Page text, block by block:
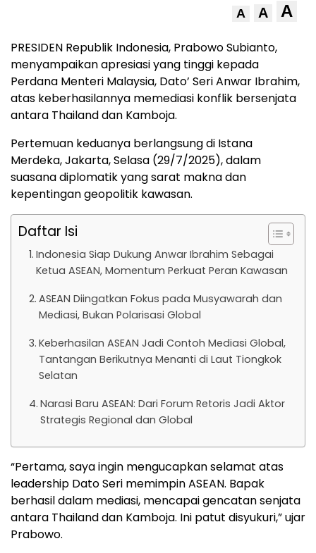
A A A
PRESIDEN Republik Indonesia, Prabowo Subianto,
menyampaikan apresiasi yang tinggi kepada
Perdana Menteri Malaysia, Dato’ Seri Anwar Ibrahim,
atas keberhasilannya memediasi konflik bersenjata
antara Thailand dan Kamboja.
Pertemuan keduanya berlangsung di Istana
Merdeka, Jakarta, Selasa (29/7/2025), dalam
suasana diplomatik yang sarat makna dan
kepentingan geopolitik kawasan.
Daftar Isi
Indonesia Siap Dukung Anwar Ibrahim Sebagai
Ketua ASEAN, Momentum Perkuat Peran Kawasan
ASEAN Diingatkan Fokus pada Musyawarah dan
Mediasi, Bukan Polarisasi Global
Keberhasilan ASEAN Jadi Contoh Mediasi Global,
Tantangan Berikutnya Menanti di Laut Tiongkok
Selatan
Narasi Baru ASEAN: Dari Forum Retoris Jadi Aktor
Strategis Regional dan Global
“Pertama, saya ingin mengucapkan selamat atas
leadership Dato Seri memimpin ASEAN. Bapak
berhasil dalam mediasi, mencapai gencatan senjata
antara Thailand dan Kamboja. Ini patut disyukuri,” ujar
Prabowo.